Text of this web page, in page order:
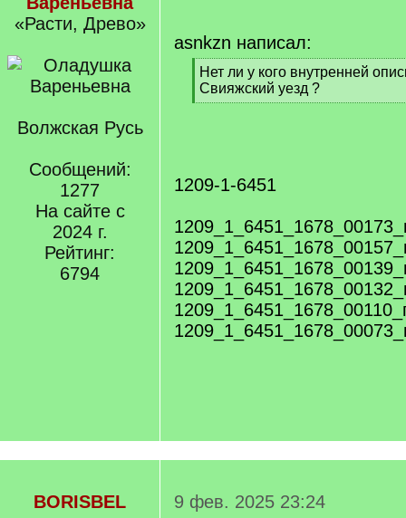
«Расти, Древо»
Волжская Русь
Сообщений:
1277
На сайте с
2024 г.
Рейтинг:
6794
asnkzn написал:
[
q
]
Нет ли у кого внутренней
Свияжский уезд ?
[
1209-1-6451
BORISBEL 9 фев. 2025 23:24